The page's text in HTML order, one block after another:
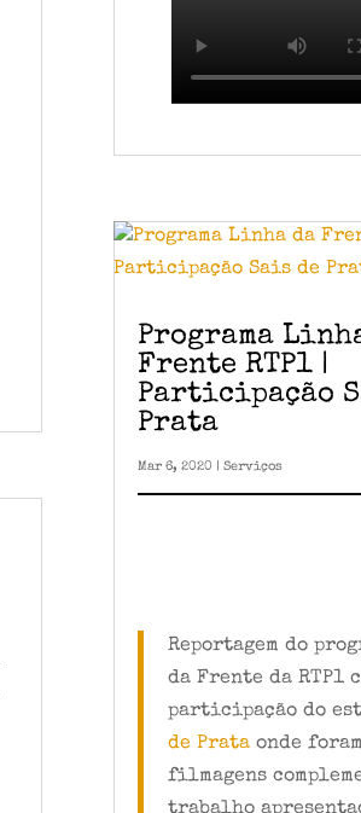
Programa
Frente RTP1 |
Participação
Prata
Mar 6, 2020 |Serviços
Reportagem do
da Frente da RTP1
participação do
de Prata onde
filmagens